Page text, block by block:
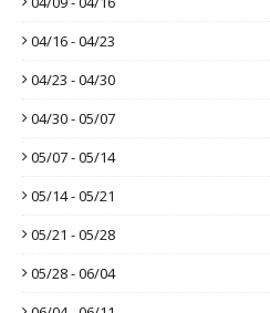
04/16 - 04/23
04/23 - 04/30
04/30 - 05/07
05/07 - 05/14
05/14 - 05/21
05/21 - 05/28
05/28 - 06/04